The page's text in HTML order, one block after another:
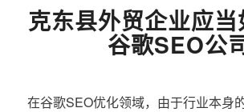
克东县外贸企业应
谷歌SEO公
在谷歌SEO优化领域，由于行业本身